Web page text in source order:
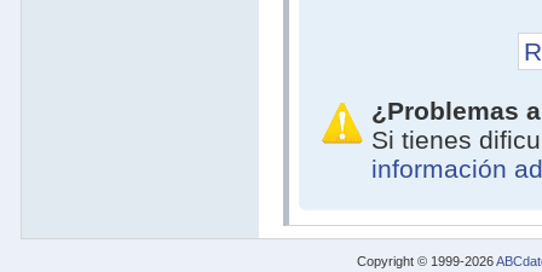
¿Problemas
Si tienes
información
Copyright © 1999-2026